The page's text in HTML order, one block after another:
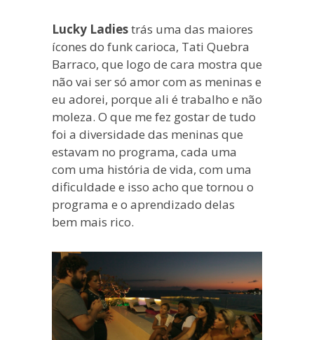
Lucky Ladiestrás uma das maiores
ícones do funk carioca, Tati Quebra
Barraco, que logo de cara mostra que
não vai ser só amor com as meninas e
eu adorei, porque ali é trabalho e não
moleza. O que me fez gostar de tudo
foi a diversidade das meninas que
estavam no programa, cada uma
com uma história de vida, com uma
dificuldade e isso acho que tornou o
programa e o aprendizado delas
bem mais rico.